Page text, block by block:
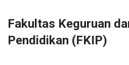
Fakultas Keguruan
Pendidikan (FKIP)